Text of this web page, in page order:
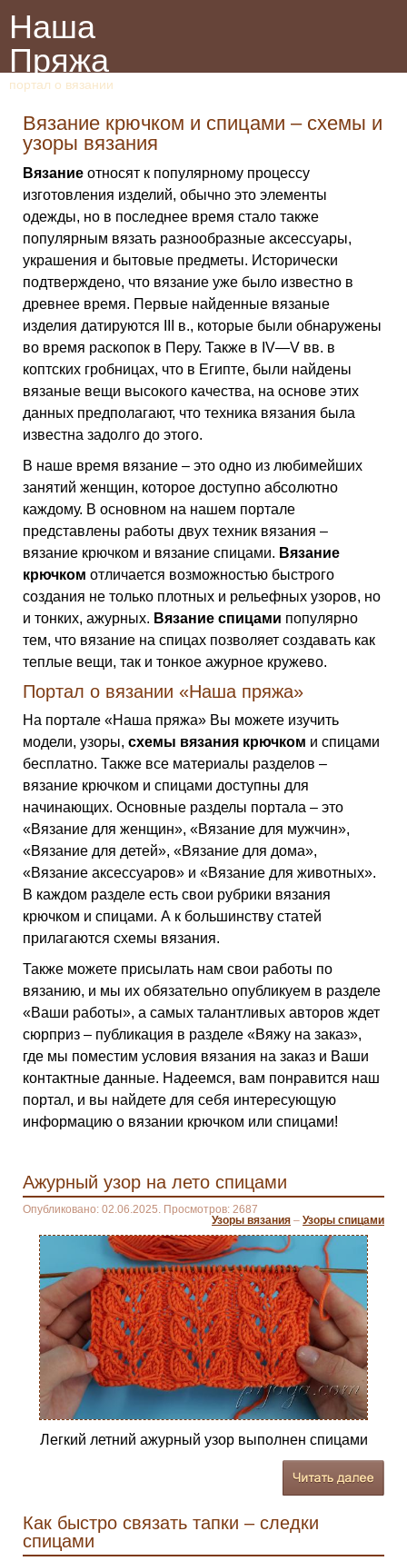
Наша
Пряжа
портал о вязании
Вязание крючком и спицами – схемы и
узоры вязания
Вязание относят к популярному процессу
изготовления изделий, обычно это элементы
одежды, но в последнее время стало также
популярным вязать разнообразные аксессуары,
украшения и бытовые предметы. Исторически
подтверждено, что вязание уже было известно в
древнее время. Первые найденные вязаные
изделия датируются III в., которые были обнаружены
во время раскопок в Перу. Также в IV—V вв. в
коптских гробницах, что в Египте, были найдены
вязаные вещи высокого качества, на основе этих
данных предполагают, что техника вязания была
известна задолго до этого.
В наше время вязание – это одно из любимейших
занятий женщин, которое доступно абсолютно
каждому. В основном на нашем портале
представлены работы двух техник вязания –
вязание крючком и вязание спицами. Вязание
крючком отличается возможностью быстрого
создания не только плотных и рельефных узоров, но
и тонких, ажурных. Вязание спицами популярно
тем, что вязание на спицах позволяет создавать как
теплые вещи, так и тонкое ажурное кружево.
Портал о вязании «Наша пряжа»
На портале «Наша пряжа» Вы можете изучить
модели, узоры, схемы вязания крючком и спицами
бесплатно. Также все материалы разделов –
вязание крючком и спицами доступны для
начинающих. Основные разделы портала – это
«Вязание для женщин», «Вязание для мужчин»,
«Вязание для детей», «Вязание для дома»,
«Вязание аксессуаров» и «Вязание для животных».
В каждом разделе есть свои рубрики вязания
крючком и спицами. А к большинству статей
прилагаются схемы вязания.
Также можете присылать нам свои работы по
вязанию, и мы их обязательно опубликуем в разделе
«Ваши работы», а самых талантливых авторов ждет
сюрприз – публикация в разделе «Вяжу на заказ»,
где мы поместим условия вязания на заказ и Ваши
контактные данные. Надеемся, вам понравится наш
портал, и вы найдете для себя интересующую
информацию о вязании крючком или спицами!
Ажурный узор на лето спицами
Опубликовано: 02.06.2025. Просмотров: 2687
Узоры вязания – Узоры спицами
Легкий летний ажурный узор выполнен спицами
Как быстро связать тапки – следки
спицами